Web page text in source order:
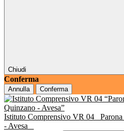
Chiudi
Conferma
Annulla Conferma
Istituto Comprensivo VR 04
- Avesa